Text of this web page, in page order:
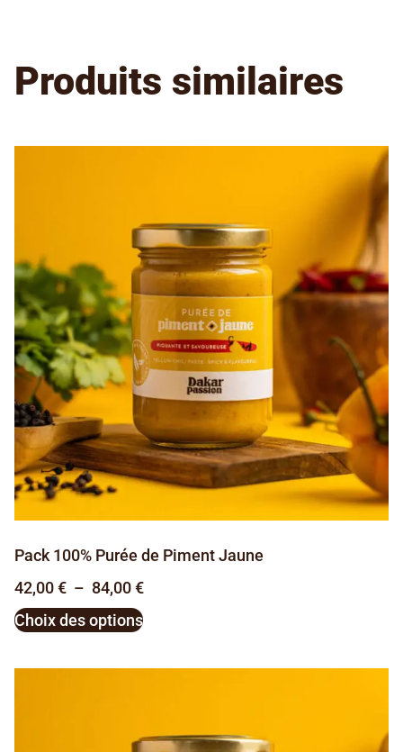
Produits similaires
Pack 100% Purée de Piment Jaune
42,00€ – 84,00€
Choix des options